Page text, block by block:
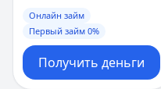
Онлайн займ
Первый займ 0%
Получить деньги